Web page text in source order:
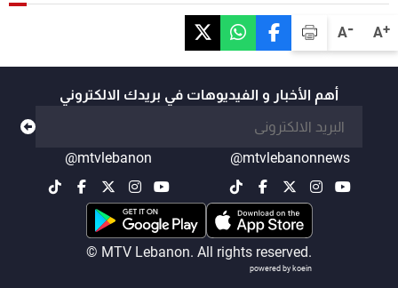
A+
A-
أهم الأخبار و الفيديوهات في بريدك الالكتروني
@mtvlebanonnews
@mtvlebanon
© MTV Lebanon. All rights reserved.
powered by koein